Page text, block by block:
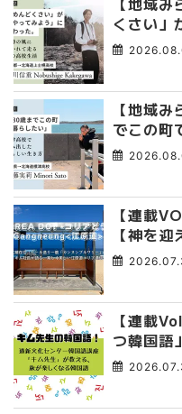
くさい」
た。 十勝
【地域
でこの町
み出した
【連載
【神を
午祭 】
【連載
つ韓国語
4】